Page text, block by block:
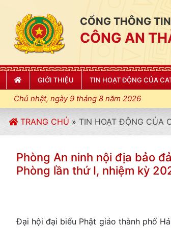
CỔNG THÔNG
CÔNG AN
GIỚI THIỆU TIN HOẠT ĐỘNG CỦA
Chủ nhật, ngày 9 tháng 8 năm 2026
TRANG CHỦ » TIN HOẠT ĐỘNG CỦA
Phòng An ninh nội địa bảo
Phòng lần thứ I, nhiệm kỳ
Đại hội đại biểu Phật giáo thành phố